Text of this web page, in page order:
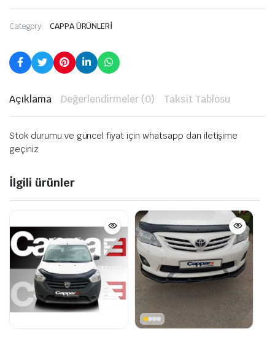
Category: CAPPA ÜRÜNLERİ
Açıklama Değerlendirmeler (0) Taksit Tablosu
Stok durumu ve güncel fiyat için whatsapp dan iletişime
geçiniz
İlgili ürünler